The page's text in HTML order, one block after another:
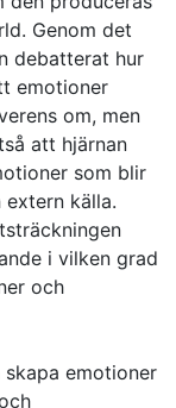
Genom det
debatterat hur
emotioner
om, men
att hjärnan
som blir
källa.
i vilken grad
och
emotioner